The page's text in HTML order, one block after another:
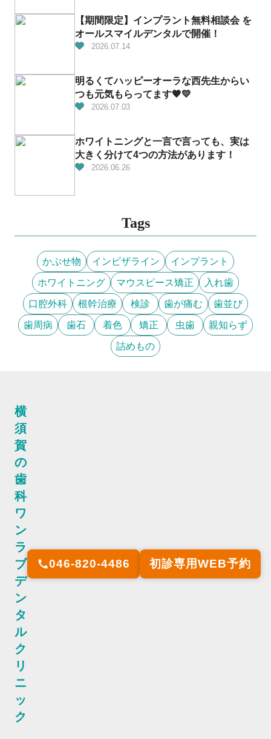
【期間限定】インプラント無料相談会 を
オールスマイルデンタルで開催！
2026.07.14
明るくてハッピーオーラな西先生からい
つも元気もらってます🧡💛
2026.07.03
ホワイトニングと一言で言っても、実は
大きく分けて4つの方法があります！
2026.06.26
Tags
かぶせ物 インビザライン インプラント
ホワイトニング マウスピース矯正 入れ歯
口腔外科 根幹治療 検診 歯が痛む 歯並び
歯周病 歯石 着色 矯正 虫歯 親知らず
詰めもの
横
須
賀
の
歯
科
ワ
ン
ラ
ブ
デ
ン
タ
ル
ク
リ
ニ
ッ
ク
call046-820-4486 初診専用WEB予約